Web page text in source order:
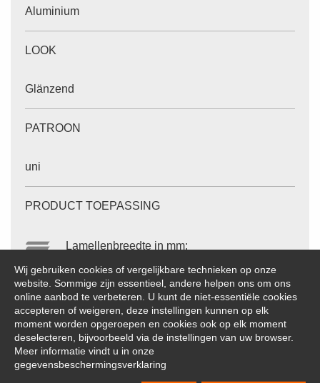
Aluminium
LOOK
Glänzend
PATROON
uni
PRODUCT TOEPASSING
Lamellenbreedte in mm:
De aangegeven waarden zijn ongeveer waarden.
Wijzigingen voorbehouden.
Wij gebruiken cookies of vergelijkbare technieken op onze
website. Sommige zijn essentieel, andere helpen ons om ons
online aanbod te verbeteren. U kunt de niet-essentiële cookies
accepteren of weigeren, deze instellingen kunnen op elk
moment worden opgeroepen en cookies ook op elk moment
deselecteren, bijvoorbeeld via de instellingen van uw browser.
Meer informatie vindt u in onze
gegevensbeschermingsverklaring